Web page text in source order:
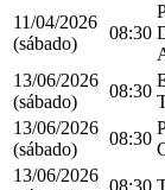
11/04/2026
(sábado)
08:30
13/06/2026
(sábado)
08:30
13/06/2026
(sábado)
08:30
13/06/2026